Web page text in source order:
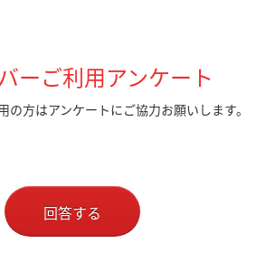
ーご利用アンケート
の方はアンケートにご協力お願いします。
回答する